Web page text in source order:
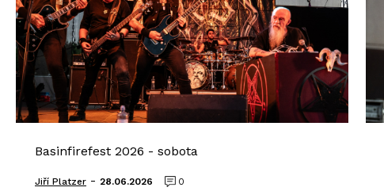
Basinfirefest 2026 - sobota
Jiří Platzer - 28.06.2026 0